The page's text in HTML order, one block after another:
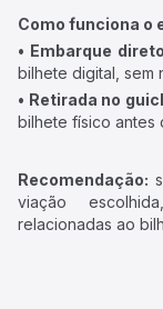
Como funciona o
• Embarque
bilhete digital, sem
• Retirada no
bilhete físico antes
Recomendação:
viação
relacionadas ao